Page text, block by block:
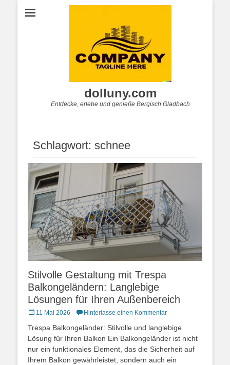
dolluny.com
Entdecke, erlebe und genieße Bergisch Gladbach
Schlagwort: schnee
Stilvolle Gestaltung mit Trespa
Balkongeländern: Langlebige
Lösungen für Ihren Außenbereich
Posted
11 Mai 2026 Hinterlasse einen Kommentar
Trespa Balkongeländer: Stilvolle und langlebige
Lösung für Ihren Balkon Ein Balkongeländer ist nicht
nur ein funktionales Element, das die Sicherheit auf
Ihrem Balkon gewährleistet, sondern auch ein